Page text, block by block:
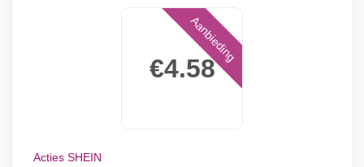
€4.58
Aanbieding
Acties SHEIN